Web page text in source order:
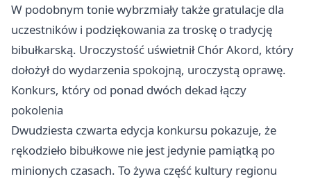
W podobnym tonie wybrzmiały także gratulacje dla
uczestników i podziękowania za troskę o tradycję
bibułkarską. Uroczystość uświetnił Chór Akord, który
dołożył do wydarzenia spokojną, uroczystą oprawę.
Konkurs, który od ponad dwóch dekad łączy
pokolenia
Dwudziesta czwarta edycja konkursu pokazuje, że
rękodzieło bibułkowe nie jest jedynie pamiątką po
minionych czasach. To żywa część kultury regionu